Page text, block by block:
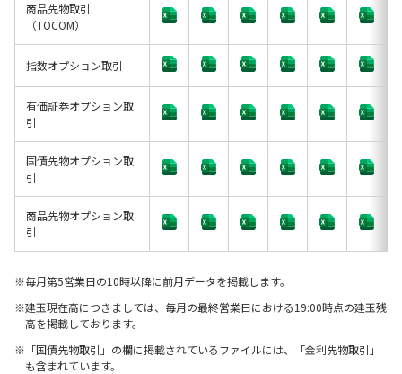
商品先物取引
（TOCOM）
指数オプション取引
有価証券オプション取
引
国債先物オプション取
引
商品先物オプション取
引
毎月第5営業日の10時以降に前月データを掲載します。
建玉現在高につきましては、毎月の最終営業日における19:00時点の建玉残
高を掲載しております。
「国債先物取引」の欄に掲載されているファイルには、「金利先物取引」
も含まれています。